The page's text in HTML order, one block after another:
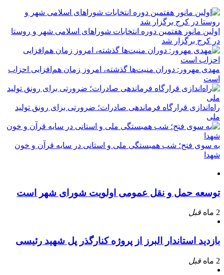
اولین مانور هفتمین دوره انتخابات شوراهای اسلامی شهر و روستا
در کرج برگزار شد
مهدی مهرور: دوران منیت‌ها گذشته، امروز زمان هم‌افزایی احزاب
است
راه‌اندازی قرارگاه فرماندهی صادرات؛ ضرورتی برای رونق تولید
ملی
به سوی فتح؛ شب همبستگی ملی و استانی در سایه قرآن و خون
شهدا
توسعه حمل و نقل عمومی اولویت شورای شهر است
2 ماه قبل
بازدید استاندار البرز از پروژه کنارگذر پل شهید رئیسی
2 ماه قبل